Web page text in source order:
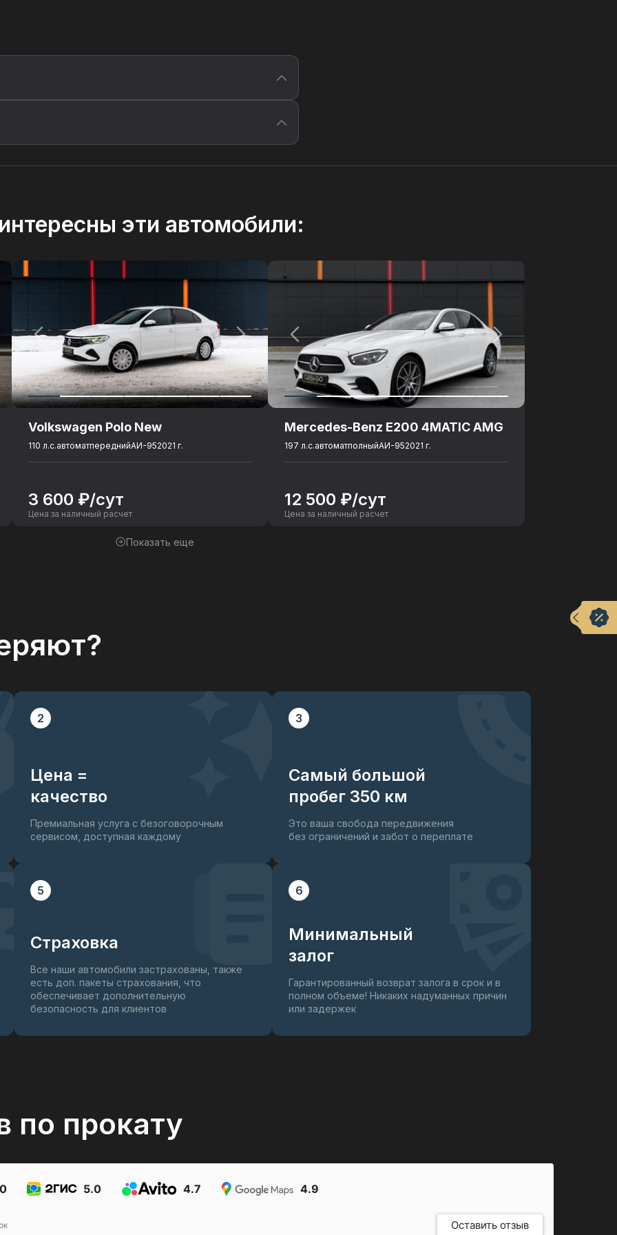
эти автомобили:
Volkswagen Polo New
110 л.с.автоматпереднийАИ-952021 г.
3 600 ₽/сут
Цена за наличный расчет
Mercedes-Benz E200 4MATIC AMG
197 л.с.автоматполныйАИ-952021 г.
12 500 ₽/сут
Цена за наличный расчет
Показать еще
2
Цена =
качество
Премиальная услуга с безоговорочным
сервисом, доступная каждому
3
Самый большой
пробег 350 км
Это ваша свобода передвижения
без ограничений и забот о переплате
5
Страховка
Все наши автомобили застрахованы, также
есть доп. пакеты страхования, что
обеспечивает дополнительную
безопасность для клиентов
6
Минимальный
залог
Гарантированный возврат залога в срок и в
полном объеме! Никаких надуманных причин
или задержек
по прокату
5.0 4.7 4.9
Оставить отзыв